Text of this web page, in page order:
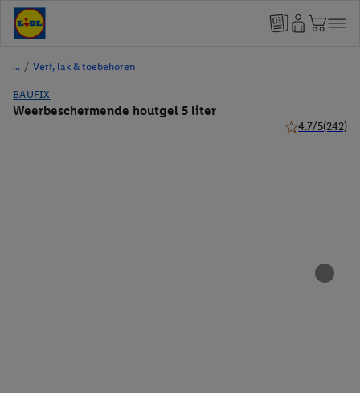
/ Verf, lak & toebehoren
BAUFIX
Weerbeschermende houtgel 5 liter
4.7/5(242)